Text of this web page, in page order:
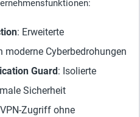
: Erweiterte
Cyberbedrohungen
Guard: Isolierte
Sicherheit
Zugriff ohne